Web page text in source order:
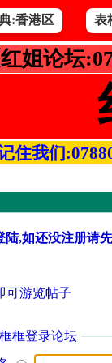
:香港区 表
红姐论坛
住我们
,如还没注册请
可游览帖子
框登录论坛